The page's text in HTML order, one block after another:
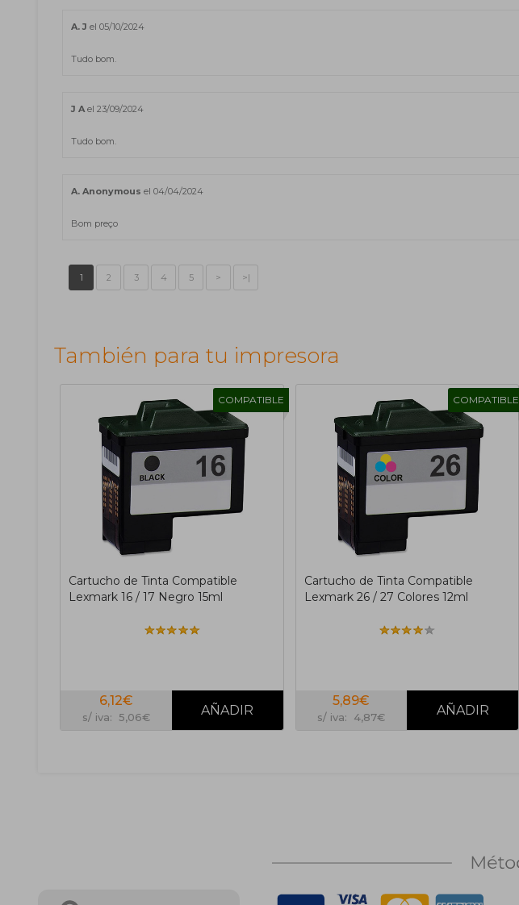
A. J el 05/10/2024
Tudo bom.
J Ael 23/09/2024
Tudo bom.
A. Anonymous el 04/04/2024
Bom preço
1 2 3 4 5 > >|
También para tu impresora
COMPATIBLE
Cartucho de Tinta Compatible
Lexmark 16 / 17 Negro 15ml
6,12€
s/ iva: 5,06€
COMPATIBLE
Cartucho de Tinta Compatible
Lexmark 26 / 27 Colores 12ml
5,89€
s/ iva: 4,87€